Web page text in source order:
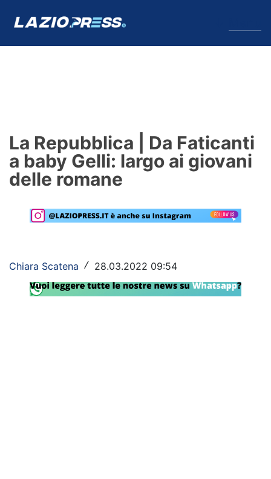
Formello
Infortuni
Primavera
Lazio Women
Rassegna Lazio
La Repubblica | Da Faticanti
a baby Gelli: largo ai giovani
delle romane
Chiara Scatena / 28.03.2022 09:54